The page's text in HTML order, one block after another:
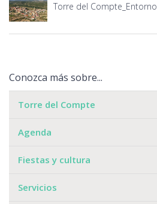
Torre del Compte_Entorno
Conozca más sobre...
Torre del Compte
Agenda
Fiestas y cultura
Servicios